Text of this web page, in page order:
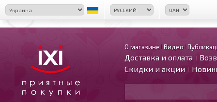
О магазине Видео
Доставка и оплата
Скидки и акции